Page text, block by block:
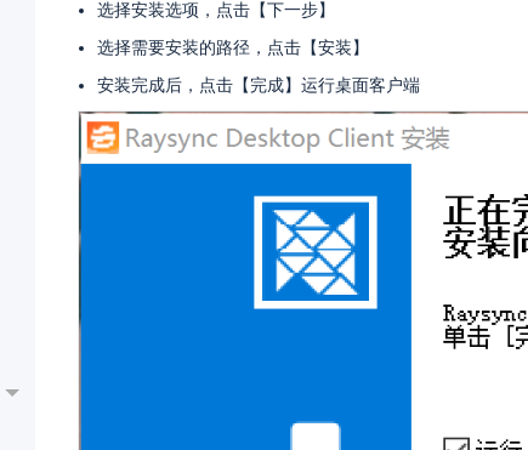
选择安装选项，点击【下一步】
选择需要安装的路径，点击【安装】
安装完成后，点击【完成】运行桌面客户端